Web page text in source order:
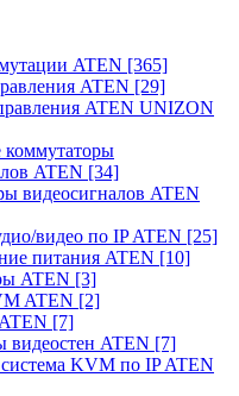
ATEN [365]
ATEN [29]
ATEN UNIZON
ATEN [34]
видеосигналов ATEN
видео по IP ATEN [25]
питания ATEN [10]
ATEN [3]
ATEN [2]
[7]
видеостен ATEN [7]
KVM по IP ATEN